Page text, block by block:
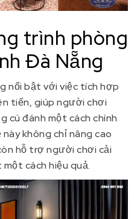
trình phòng
Đà Nẵng
nổi bật với việc tích hợp
tiến, giúp người chơi
cú đánh một cách chính
không chỉ nâng cao
hỗ trợ người chơi cải
cách hiệu quả.